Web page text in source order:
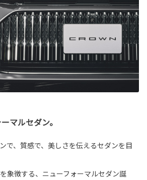
マルセダン。
で、質感で、美しさを伝えるセダンを目
象徴する、ニューフォーマルセダン誕